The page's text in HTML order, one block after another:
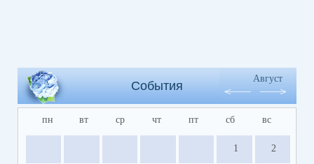
События
Август
пн вт ср чт пт сб вс
1 2